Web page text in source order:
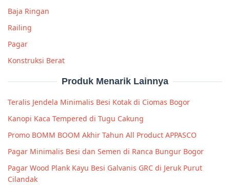
Baja Ringan
Railing
Pagar
Konstruksi Berat
Produk Menarik Lainnya
Teralis Jendela Minimalis Besi Kotak di Ciomas Bogor
Kanopi Kaca Tempered di Tugu Cakung
Promo BOMM BOOM Akhir Tahun All Product APPASCO
Pagar Minimalis Besi dan Semen di Ranca Bungur Bogor
Pagar Wood Plank Kayu Besi Galvanis GRC di Jeruk Purut
Cilandak